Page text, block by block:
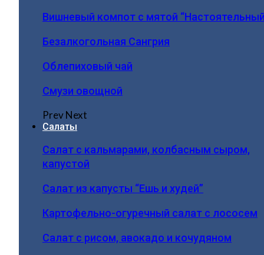
Вишневый компот с мятой
Безалкогольная Сангрия
Облепиховый чай
Смузи овощной
PrevNext
Салаты
Салат с кальмарами, колбасным сыром,
капустой
Салат из капусты “Ешь и худей”
Картофельно-огуречный салат с лососем
Салат с рисом, авокадо и кочудяном